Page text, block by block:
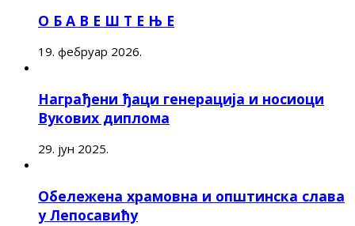
О Б А В Е Ш Т Е Њ Е
19. фебруар 2026.
Награђени ђаци генерација и носиоци
Вукових диплома
29. јун 2025.
Обележена храмовна и општинска слава
у Лепосавићу